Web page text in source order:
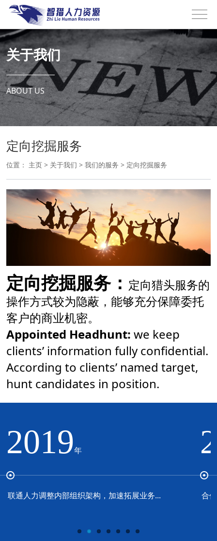
关于我们
ABOUT US
定向挖掘服务
位置： 主页 > 关于我们 >我们的服务 > 定向挖掘服务
定向挖掘服务： 定向猎头服务的
操作方式较为隐蔽，能够充分保障委托
客户的商业机密。
Appointed Headhunt: we keep
clients’ information fully confidential.
According to clients’ named target,
hunt candidates in position.
2019年
联通人力调整内部组织架构，加速拓展业务... 合